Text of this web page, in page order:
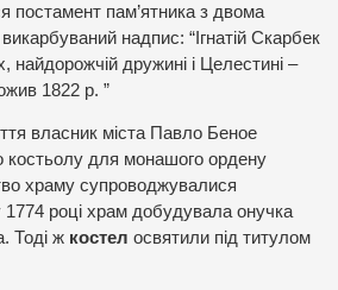
постамент пам’ятника з двома
надпис: “Ігнатій Скарбек
найдорожчій дружині і Целестині –
1822 р. ”
власник міста Павло Беное
костьолу для монашого ордену
храму супроводжувалися
році храм добудувала онучка
Тоді ж костел освятили під титулом